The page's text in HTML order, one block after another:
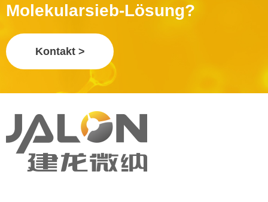
Molekularsieb-Lösung?
Kontakt >